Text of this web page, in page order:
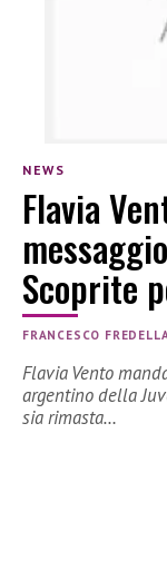
NEWS
Flavia
Scoprite
FRANCESCO
Flavia Vento
argentino della
sia rimasta…